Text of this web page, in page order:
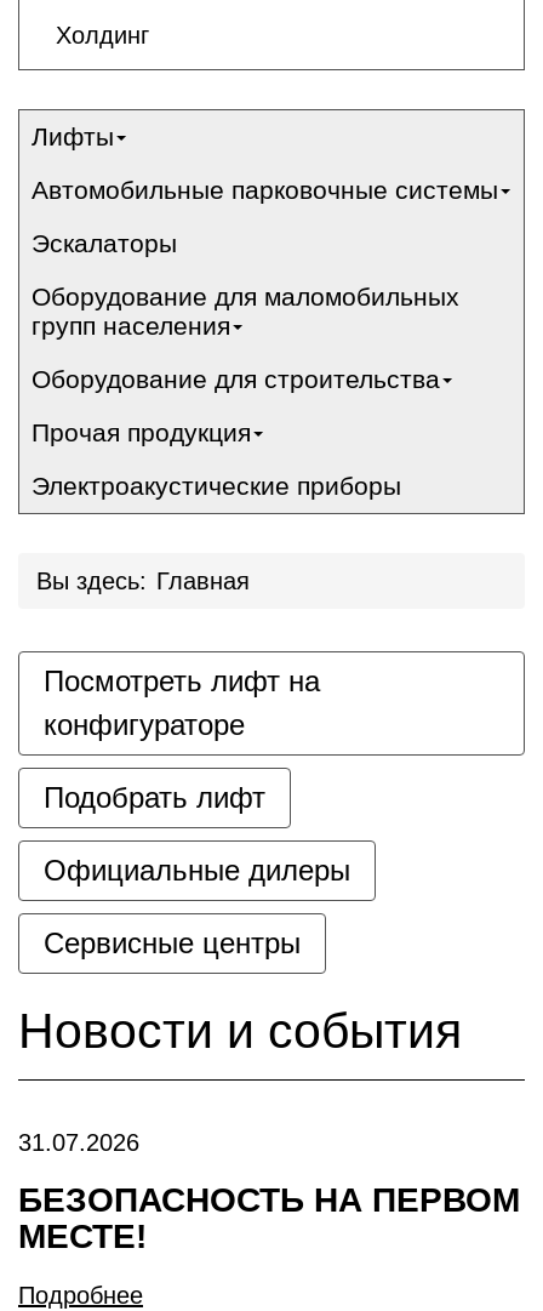
Холдинг
Лифты
Автомобильные парковочные системы
Эскалаторы
Оборудование для маломобильных
групп населения
Оборудование для строительства
Прочая продукция
Электроакустические приборы
Вы здесь: Главная
Посмотреть лифт на
конфигураторе
Подобрать лифт
Официальные дилеры
Сервисные центры
Новости и события
31.07.2026
БЕЗОПАСНОСТЬ НА ПЕРВОМ
МЕСТЕ!
Подробнее